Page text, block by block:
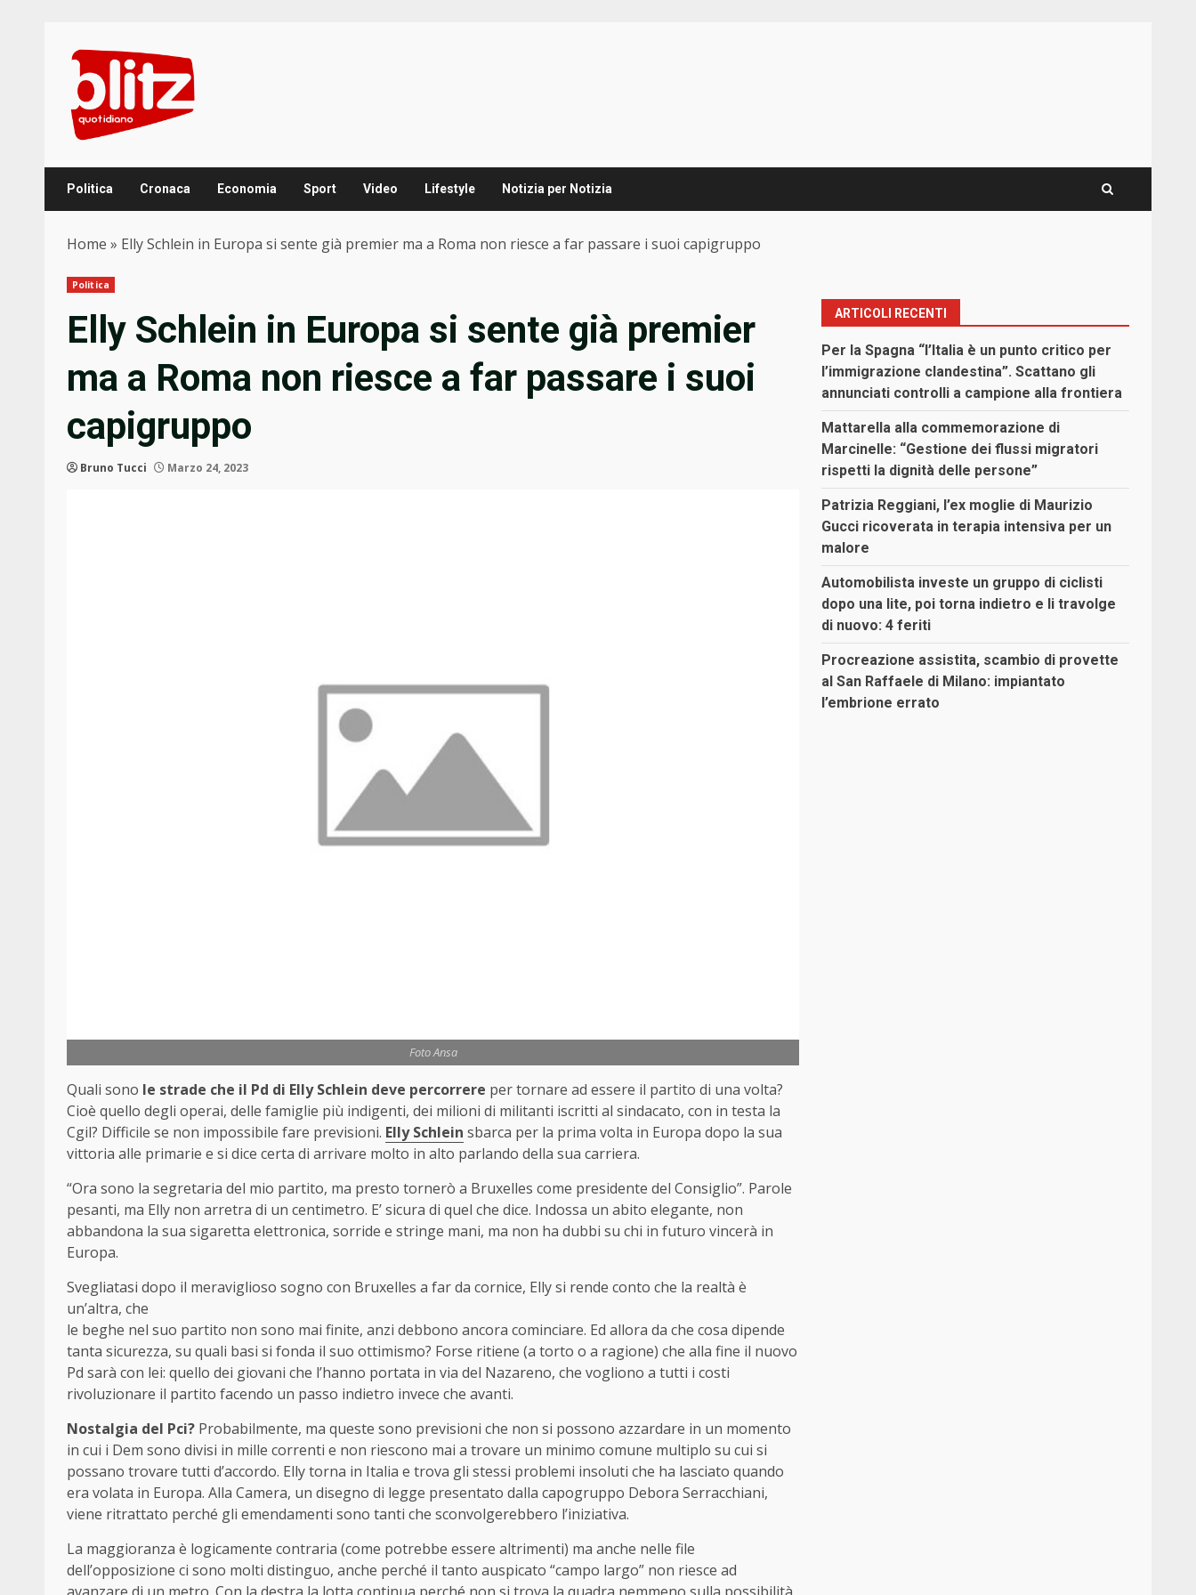
content
Politica Cronaca Economia Sport Video Lifestyle Notizia per Notizia
Home » Elly Schlein in Europa si sente già premier ma a Roma non riesce a far passare i suoi capigruppo
Politica
Elly Schlein in Europa si sente già premier
ma a Roma non riesce a far passare i suoi
capigruppo
Bruno Tucci Marzo 24, 2023
Foto Ansa
Quali sono le strade che il Pd di Elly Schlein deve percorrere per tornare ad essere il partito di una volta?
Cioè quello degli operai, delle famiglie più indigenti, dei milioni di militanti iscritti al sindacato, con in testa la
Cgil? Difficile se non impossibile fare previsioni. Elly Schlein sbarca per la prima volta in Europa dopo la sua
vittoria alle primarie e si dice certa di arrivare molto in alto parlando della sua carriera.
“Ora sono la segretaria del mio partito, ma presto tornerò a Bruxelles come presidente del Consiglio”. Parole
pesanti, ma Elly non arretra di un centimetro. E’ sicura di quel che dice. Indossa un abito elegante, non
abbandona la sua sigaretta elettronica, sorride e stringe mani, ma non ha dubbi su chi in futuro vincerà in
Europa.
Svegliatasi dopo il meraviglioso sogno con Bruxelles a far da cornice, Elly si rende conto che la realtà è
un’altra, che
le beghe nel suo partito non sono mai finite, anzi debbono ancora cominciare. Ed allora da che cosa dipende
tanta sicurezza, su quali basi si fonda il suo ottimismo? Forse ritiene (a torto o a ragione) che alla fine il nuovo
Pd sarà con lei: quello dei giovani che l’hanno portata in via del Nazareno, che vogliono a tutti i costi
rivoluzionare il partito facendo un passo indietro invece che avanti.
Nostalgia del Pci? Probabilmente, ma queste sono previsioni che non si possono azzardare in un momento
in cui i Dem sono divisi in mille correnti e non riescono mai a trovare un minimo comune multiplo su cui si
possano trovare tutti d’accordo. Elly torna in Italia e trova gli stessi problemi insoluti che ha lasciato quando
era volata in Europa. Alla Camera, un disegno di legge presentato dalla capogruppo Debora Serracchiani,
viene ritrattato perché gli emendamenti sono tanti che sconvolgerebbero l’iniziativa.
La maggioranza è logicamente contraria (come potrebbe essere altrimenti) ma anche nelle file
dell’opposizione ci sono molti distinguo, anche perché il tanto auspicato “campo largo” non riesce ad
avanzare di un metro. Con la destra la lotta continua perché non si trova la quadra nemmeno sulla possibilità
ARTICOLI RECENTI
Per la Spagna “l’Italia è un punto critico per
l’immigrazione clandestina”. Scattano gli
annunciati controlli a campione alla frontiera
Mattarella alla commemorazione di
Marcinelle: “Gestione dei flussi migratori
rispetti la dignità delle persone”
Patrizia Reggiani, l’ex moglie di Maurizio
Gucci ricoverata in terapia intensiva per un
malore
Automobilista investe un gruppo di ciclisti
dopo una lite, poi torna indietro e li travolge
di nuovo: 4 feriti
Procreazione assistita, scambio di provette
al San Raffaele di Milano: impiantato
l’embrione errato